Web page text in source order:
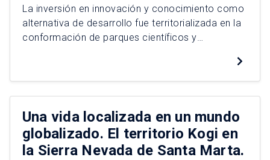
La inversión en innovación y conocimiento como
alternativa de desarrollo fue territorializada en la
conformación de parques científicos y
elitistas que acrecentaron las diferencias socio-
espaciales de los entornos que acometen. La
investigación se encuadra en la relación entre
innovación y territorio a través de […]
Una vida localizada en un mundo
globalizado. El territorio Kogi en
la Sierra Nevada de Santa Marta.